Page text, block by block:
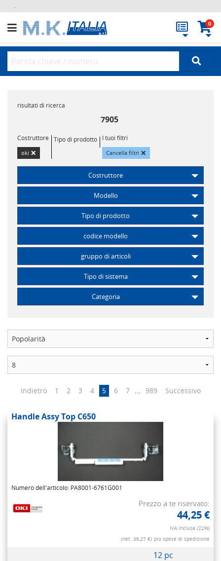
.
0
risultati di ricerca
7905
Costruttore
oki ×
Tipo di prodotto I tuoi filtri
Cancella filtri ×
Costruttore
Modello
Tipo di prodotto
codice modello
gruppo di articoli
Tipo di sistema
Categoria
Indietro 1 2 3 4 5 6 7 ... 989 Successivo
Handle Assy Top C650
Numero dell'articolo: PA8001-6761G001
Prezzo a te riservato:
44,25 €
IVA inclusa (22%)
(net. 36,27 €) più spese di spedizione
12 pc